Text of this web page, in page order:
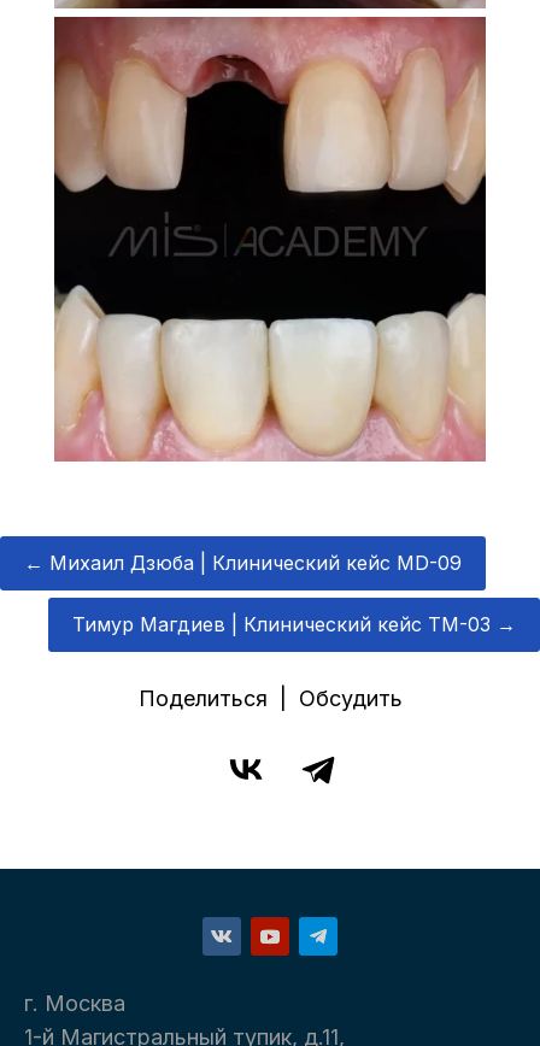
← Михаил Дзюба | Клинический кейс MD-09
Тимур Магдиев | Клинический кейс TM-03 →
Поделиться | Обсудить
г. Москва
1-й Магистральный тупик, д.11,